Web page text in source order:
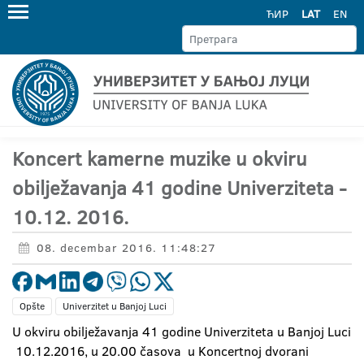
ЋИР LAT EN
Koncert kamerne muzike u okviru
obilježavanja 41 godine Univerziteta -
10.12. 2016.
08. decembar 2016. 11:48:27
Opšte Univerzitet u Banjoj Luci
U okviru obilježavanja 41 godine Univerziteta u Banjoj Luci
10.12.2016, u 20.00 časova u Koncertnoj dvorani